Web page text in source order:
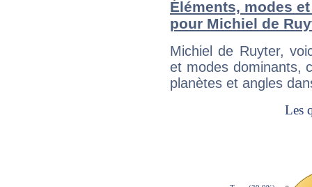
Éléments, modes
pour Michiel de
Michiel de Ruyter,
et modes dominants,
planètes et angles